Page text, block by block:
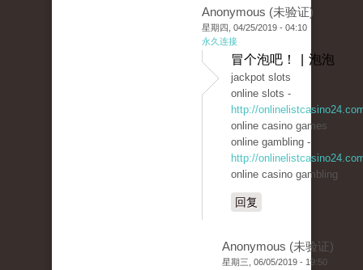
Anonymous (未验证)
星期四, 04/25/2019 - 04:10
永久连接
冒个泡吧！ | 泡泡
jackpot slots
online slots -
http://
online casino games
online gambling -
http://
online casino gambling
回复
Anonymous (未验证)
星期三, 06/05/2019 - 19:50